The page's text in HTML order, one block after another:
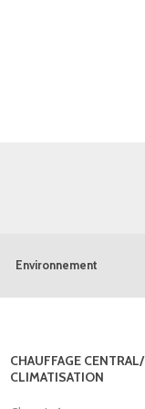
CHAUFFAGE CENTRAL/
CLIMATISATION
Environnement